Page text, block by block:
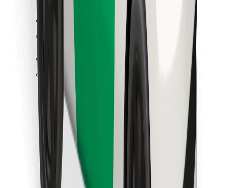
Automobilis atvyks per kelias minutes!
Atsisiųsti programėlę „Bolt“
Raskite savo mėgstamą maistą!
Atsisiųsti programėlę „Bolt Food“